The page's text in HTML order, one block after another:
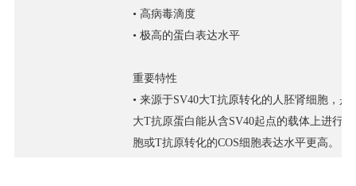
• 高病毒滴度
• 极高的蛋白表达水平
重要特性
• 来源于SV40大T抗原转化的人胚肾细胞，
大T抗原蛋白能从含SV40起点的载体上进行
胞或T抗原转化的COS细胞表达水平更高。